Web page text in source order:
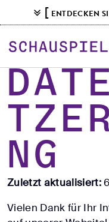
[ ENTDECKEN
ng
Zuletzt aktualisiert:
Vielen Dank für Ihr